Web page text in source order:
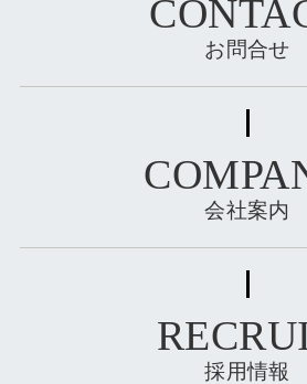
お問合せ
会社案内
採用情報